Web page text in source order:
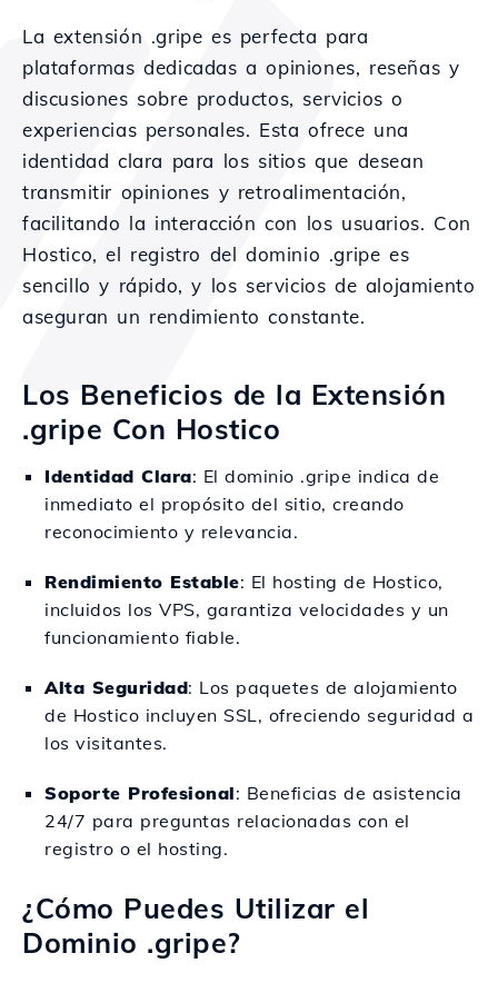
La extensión .gripe es perfecta para
plataformas dedicadas a opiniones, reseñas y
discusiones sobre productos, servicios o
experiencias personales. Esta ofrece una
identidad clara para los sitios que desean
transmitir opiniones y retroalimentación,
facilitando la interacción con los usuarios. Con
Hostico, el registro del dominio .gripe es
sencillo y rápido, y los servicios de alojamiento
aseguran un rendimiento constante.
Los Beneficios de la Extensión
.gripe Con Hostico
Identidad Clara: El dominio .gripe indica de
inmediato el propósito del sitio, creando
reconocimiento y relevancia.
Rendimiento Estable: El hosting de Hostico,
incluidos los VPS, garantiza velocidades y un
funcionamiento fiable.
Alta Seguridad: Los paquetes de alojamiento
de Hostico incluyen SSL, ofreciendo seguridad a
los visitantes.
Soporte Profesional: Beneficias de asistencia
24/7 para preguntas relacionadas con el
registro o el hosting.
¿Cómo Puedes Utilizar el
Dominio .gripe?